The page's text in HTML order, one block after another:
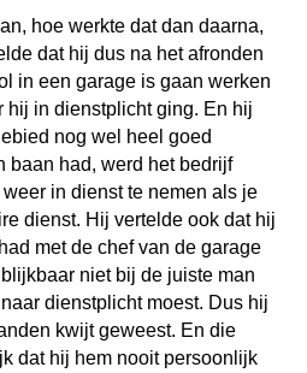
hoe werkte dat dan daarna,
dat hij dus na het afronden
in een garage is gaan werken
hij in dienstplicht ging. En hij
nog wel heel goed
baan had, werd het bedrijf
in dienst te nemen als je
dienst. Hij vertelde ook dat hij
met de chef van de garage
niet bij de juiste man
dienstplicht moest. Dus hij
kwijt geweest. En die
dat hij hem nooit persoonlijk